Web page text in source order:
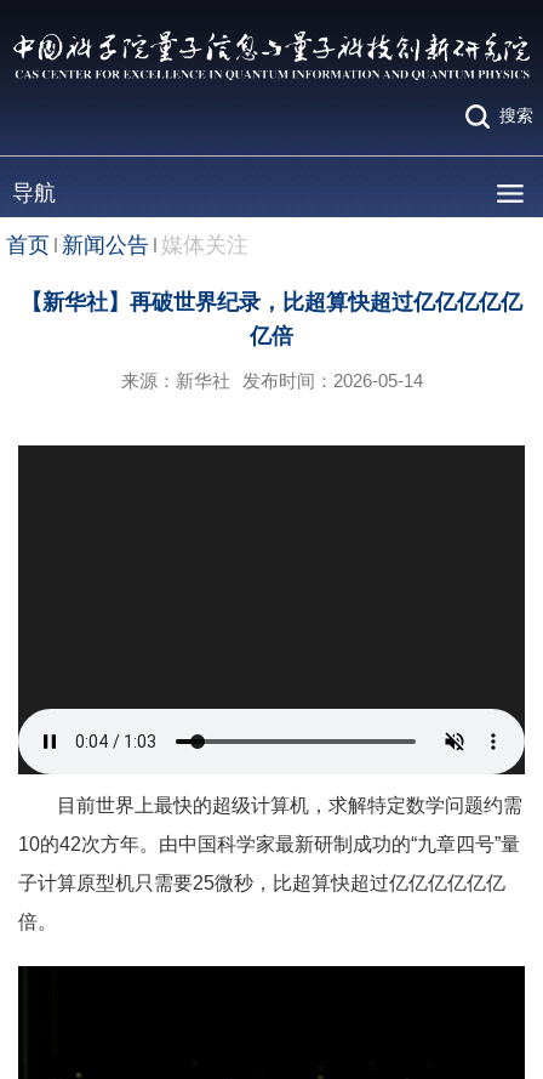
搜索
导航
首页 新闻公告 媒体关注
【新华社】再破世界纪录，比超算快超过亿亿亿亿亿
亿倍
来源：新华社 发布时间：2026-05-14
目前世界上最快的超级计算机，求解特定数学问题约需
10的42次方年。由中国科学家最新研制成功的“九章四号”量
子计算原型机只需要25微秒，比超算快超过亿亿亿亿亿亿
倍。